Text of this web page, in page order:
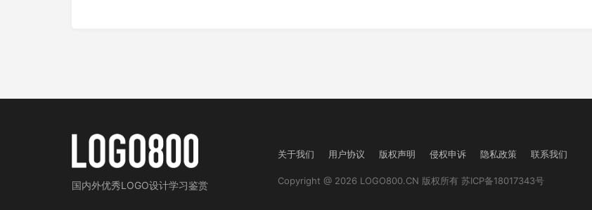
国内外优秀LOGO设计学习鉴赏
关于我们 用户协议 版权声明 侵权申诉 隐私政策 联系我们
Copyright @ 2026 LOGO800.CN 版权所有 苏ICP备18017343号